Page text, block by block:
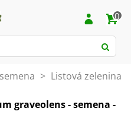
0
> Listová zelenina
graveolens - semena -